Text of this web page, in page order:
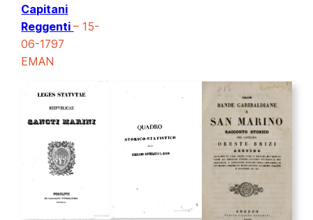
Capitani
Reggenti– 15-
06-1797
EMAN